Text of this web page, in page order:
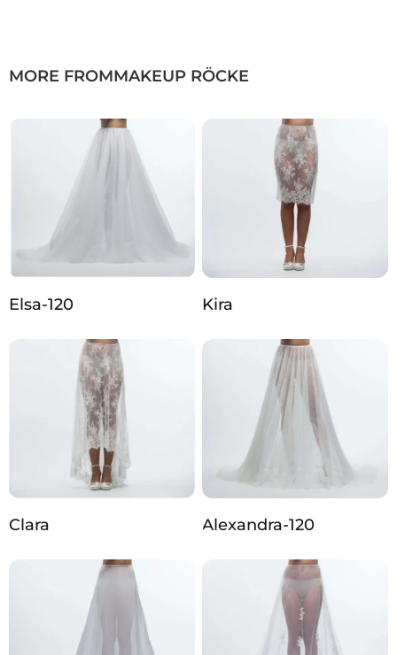
MORE FROMMAKEUP RÖCKE
Elsa-120 Kira
Clara Alexandra-120